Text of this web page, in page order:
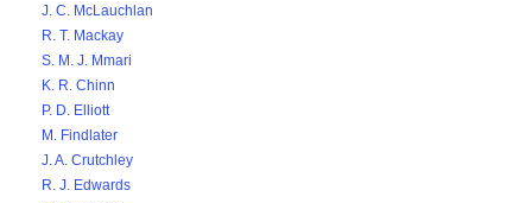
J. C. McLauchlan
R. T. Mackay
S. M. J. Mmari
K. R. Chinn
P. D. Elliott
M. Findlater
J. A. Crutchley
R. J. Edwards